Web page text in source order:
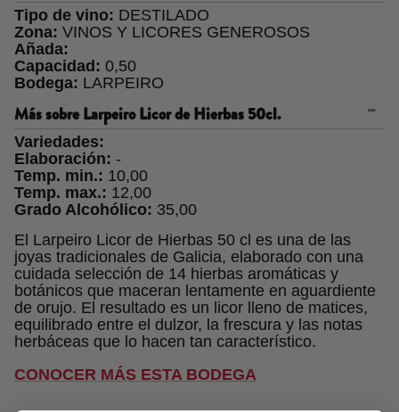
Tipo de vino: DESTILADO
Zona: VINOS Y LICORES GENEROSOS
Añada:
Capacidad: 0,50
Bodega: LARPEIRO
Más sobreLarpeiro Licor de Hierbas 50cl.
Variedades:
Elaboración: -
Temp. min.: 10,00
Temp. max.: 12,00
Grado Alcohólico: 35,00
El Larpeiro Licor de Hierbas 50 cl es una de las
joyas tradicionales de Galicia, elaborado con una
cuidada selección de 14 hierbas aromáticas y
botánicos que maceran lentamente en aguardiente
de orujo. El resultado es un licor lleno de matices,
equilibrado entre el dulzor, la frescura y las notas
herbáceas que lo hacen tan característico.
CONOCER MÁS ESTA BODEGA